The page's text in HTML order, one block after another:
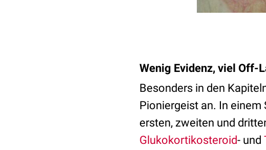
Wenig Evidenz, viel Off-
Besonders in den
Pioniergeist an. In
ersten, zweiten und
Glukokortikosteroid- und